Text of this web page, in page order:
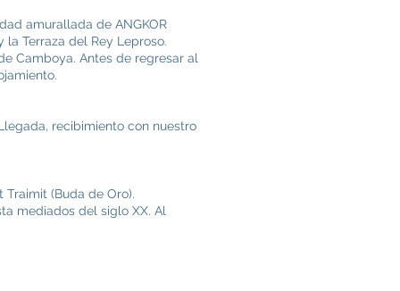
amurallada de ANGKOR
la Terraza del Rey Leproso.
Camboya. Antes de regresar al
recibimiento con nuestro
(Buda de Oro).
mediados del siglo XX. Al